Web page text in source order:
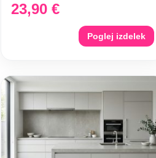
23,90 €
Poglej izdelek